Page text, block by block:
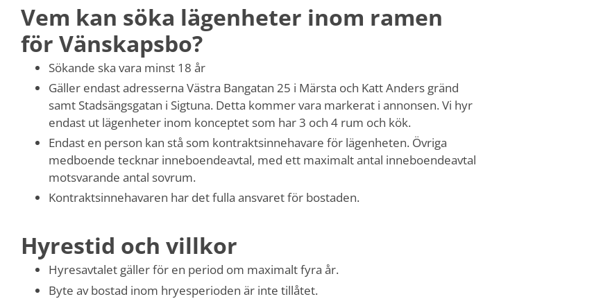
Vem kan söka lägenheter inom ramen
för Vänskapsbo?
Sökande ska vara minst 18 år
Gäller endast adresserna Västra Bangatan 25 i Märsta och Katt Anders gränd
samt Stadsängsgatan i Sigtuna. Detta kommer vara markerat i annonsen. Vi hyr
endast ut lägenheter inom konceptet som har 3 och 4 rum och kök.
Endast en person kan stå som kontraktsinnehavare för lägenheten. Övriga
medboende tecknar inneboendeavtal, med ett maximalt antal inneboendeavtal
motsvarande antal sovrum.
Kontraktsinnehavaren har det fulla ansvaret för bostaden.
Hyrestid och villkor
Hyresavtalet gäller för en period om maximalt fyra år.
Byte av bostad inom hryesperioden är inte tillåtet.